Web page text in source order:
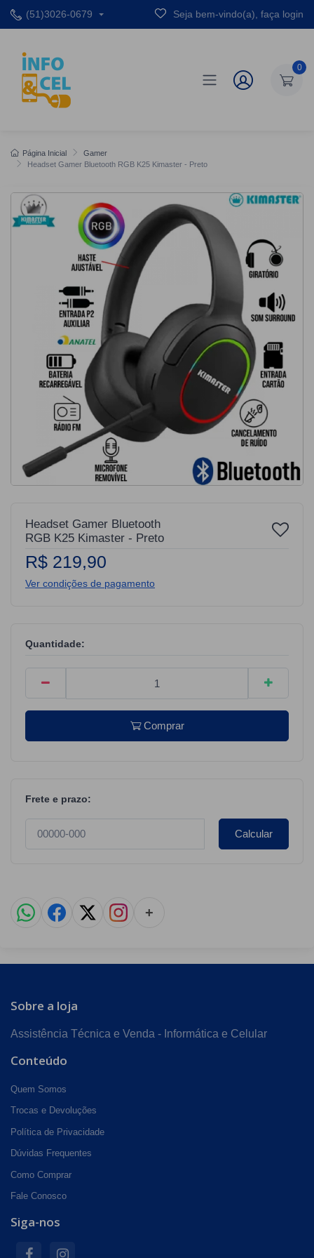
(51)3026-0679 Seja bem-vindo(a), faça login
0
Página Inicial
Gamer
Headset Gamer Bluetooth RGB K25 Kimaster - Preto
Headset Gamer Bluetooth
RGB K25 Kimaster - Preto
R$ 219,90
Ver condições de pagamento
Quantidade:
Comprar
Frete e prazo:
Calcular
+
Sobre a loja
Assistência Técnica e Venda - Informática e Celular
Conteúdo
Quem Somos
Trocas e Devoluções
Política de Privacidade
Dúvidas Frequentes
Como Comprar
Fale Conosco
Siga-nos